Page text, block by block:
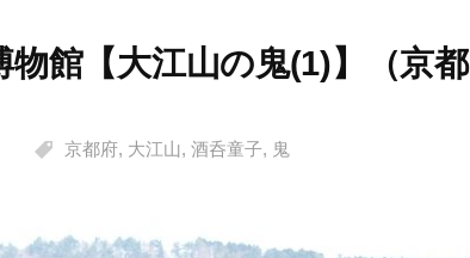
物館【大江山の鬼(1)】（京都
京都府, 大江山, 酒呑童子, 鬼